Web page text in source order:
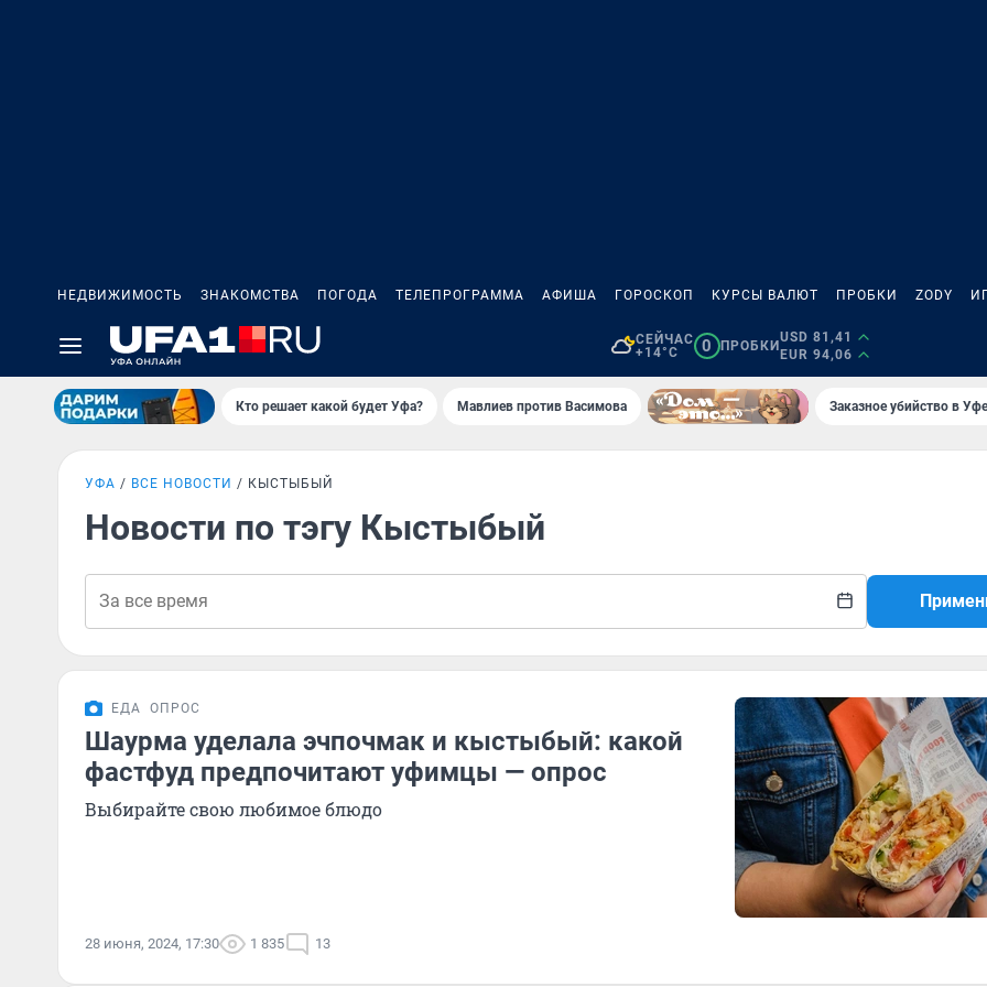
НЕДВИЖИМОСТЬ ЗНАКОМСТВА ПОГОДА ТЕЛЕПРОГРАММА АФИША ГОРОСКОП КУРСЫ ВАЛЮТ ПРОБКИ ZODY
СЕЙЧАС
+14°C
0 ПРОБКИ
USD 81,41
EUR 94,06
Кто решает какой будет Уфа? Мавлиев против Васимова Заказное убийство в
УФА ВСЕ НОВОСТИ КЫСТЫБЫЙ
Новости по тэгу Кыстыбый
ЕДА ОПРОС
Шаурма уделала эчпочмак и кыстыбый: какой
фастфуд предпочитают уфимцы — опрос
Выбирайте свою любимое блюдо
28 июня, 2024, 17:30 1 835 13